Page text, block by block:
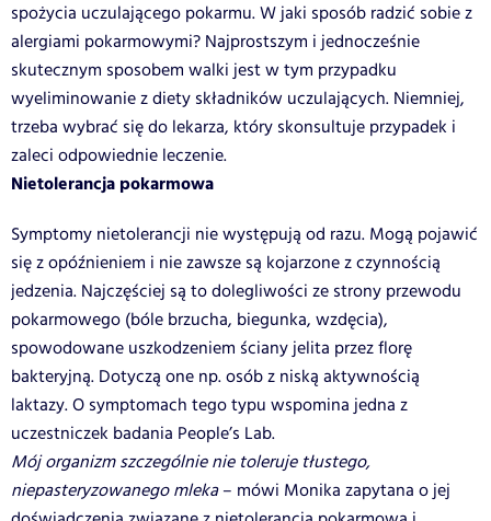
spożycia uczulającego pokarmu. W jaki sposób radzić sobie z
alergiami pokarmowymi? Najprostszym i jednocześnie
skutecznym sposobem walki jest w tym przypadku
wyeliminowanie z diety składników uczulających. Niemniej,
trzeba wybrać się do lekarza, który skonsultuje przypadek i
zaleci odpowiednie leczenie.
Nietolerancja pokarmowa
Symptomy nietolerancji nie występują od razu. Mogą pojawić
się z opóźnieniem i nie zawsze są kojarzone z czynnością
jedzenia. Najczęściej są to dolegliwości ze strony przewodu
pokarmowego (bóle brzucha, biegunka, wzdęcia),
spowodowane uszkodzeniem ściany jelita przez florę
bakteryjną. Dotyczą one np. osób z niską aktywnością
laktazy. O symptomach tego typu wspomina jedna z
uczestniczek badania People’s Lab.
Mój organizm szczególnie nie toleruje tłustego,
niepasteryzowanego mleka– mówi Monika zapytana o jej